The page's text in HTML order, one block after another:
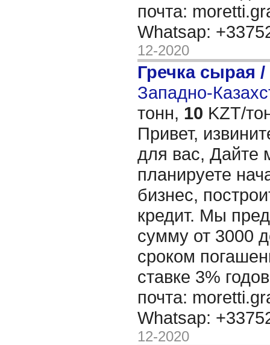
почта:
Whatsap:
12-2020
Гречка сырая /
Западно-
тонн, 10 KZT/
Привет,
для вас, Дайте
планируете
бизнес,
кредит. Мы
сумму от 3000
сроком
ставке 3%
почта:
Whatsap:
12-2020